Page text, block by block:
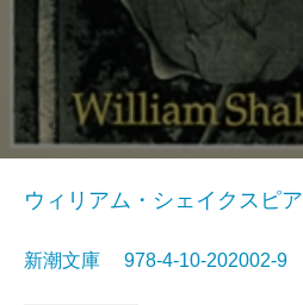
ウィリアム・シェイクスピ
新潮文庫 978-4-10-202002-